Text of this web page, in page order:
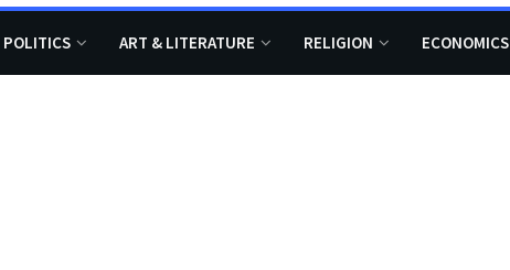
POLITICS ART & LITERATURE RELIGION ECONOMICS